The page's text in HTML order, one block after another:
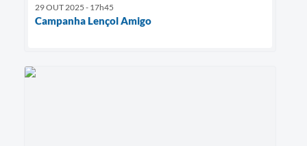
29 OUT 2025 - 17h45
Campanha Lençol Amigo